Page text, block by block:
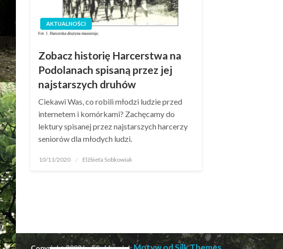
AKTUALNOŚCI
Zobacz historię Harcerstwa na
Podolanach spisaną przez jej
najstarszych druhów
Ciekawi Was, co robili młodzi ludzie przed
internetem i komórkami? Zachęcamy do
lektury spisanej przez najstarszych harcerzy
seniorów dla młodych ludzi.
10/11/2020 Elżbieta Sobkowiak